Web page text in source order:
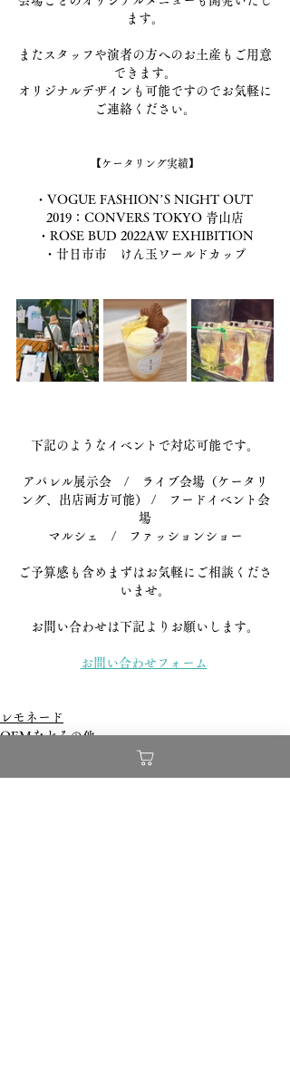
ます。
またスタッフや演者の方へのお土産もご用意
できます。
オリジナルデザインも可能ですのでお気軽に
ご連絡ください。
【ケータリング実績】
・VOGUE FASHION’S NIGHT OUT
2019：CONVERS TOKYO 青山店
・ROSE BUD 2022AW EXHIBITION
・廿日市市　けん玉ワールドカップ
下記のようなイベントで対応可能です。
アパレル展示会　/　ライブ会場（ケータリ
ング、出店両方可能） /　フードイベント会
場
マルシェ　/　ファッションショー
ご予算感も含めまずはお気軽にご相談くださ
いませ。
お問い合わせは下記よりお願いします。
お問い合わせフォーム
レモネード
OEMなどその他